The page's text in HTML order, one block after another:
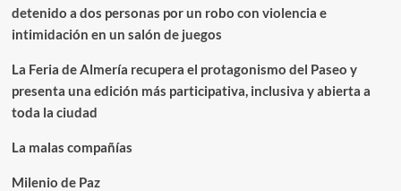
detenido a dos personas por un robo con violencia e
intimidación en un salón de juegos
La Feria de Almería recupera el protagonismo del Paseo y
presenta una edición más participativa, inclusiva y abierta a
toda la ciudad
La malas compañías
Milenio de Paz